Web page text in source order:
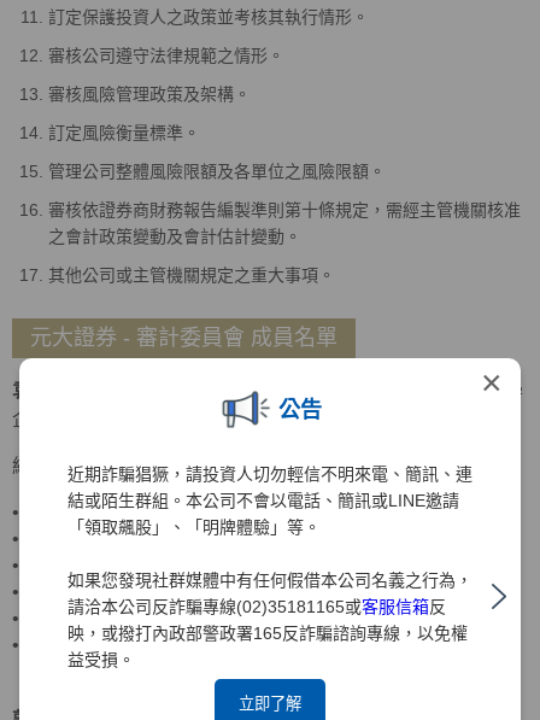
×
公告
近期詐騙猖獗，請投資人切勿輕信不明來電、簡訊、連
結或陌生群組。本公司不會以電話、簡訊或LINE邀請
「領取飆股」、「明牌體驗」等。
如果您發現社群媒體中有任何假借本公司名義之行為，
請洽本公司反詐騙專線(02)35181165或客服信箱反
映，或撥打內政部警政署165反詐騙諮詢專線，以免權
益受損。
立即了解
訂定保護投資人之政策並考核其執行情形。
審核公司遵守法律規範之情形。
審核風險管理政策及架構。
訂定風險衡量標準。
管理公司整體風險限額及各單位之風險限額。
審核依證券商財務報告編製準則第十條規定，需經主管機關核准
之會計政策變動及會計估計變動。
其他公司或主管機關規定之重大事項。
元大證券 - 審計委員會 成員名單
袁惠兒
美國密蘇里大學會計碩士、美國南伊利諾大學
企管碩士
經歷
•
客思達-KY獨立董事
•
財團法人聖嚴教育基金會監察人
•
•
資誠聯合會計師事務所合夥會計師
•
普華國際財務顧問(股)公司董事長
•
中華民國北市會計師公會理事